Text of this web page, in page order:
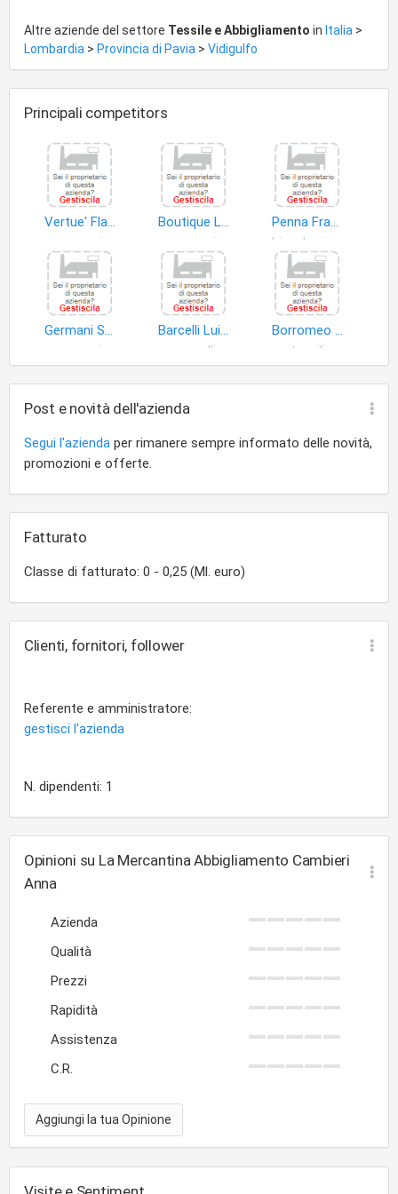
Altre aziende del settore Tessile e Abbigliamento in Italia >
Lombardia > Provincia di Pavia > Vidigulfo
Principali competitors
Vertue' Flavio
Boutique Liberty di Pazzi Vilma
Penna Francesco
Germani Sport di Rignanese Verdiana
Barcelli Luigi
cappelli
Borromeo Enrica
tessili
Post e novità dell'azienda
Segui l'azienda per rimanere sempre informato delle novità,
promozioni e offerte.
Fatturato
Classe di fatturato: 0 - 0,25 (Ml. euro)
Clienti, fornitori, follower
Referente e amministratore:
gestisci l'azienda
N. dipendenti: 1
Opinioni su La Mercantina Abbigliamento Cambieri
Anna
Azienda
Qualità
Prezzi
Rapidità
Assistenza
C.R.
Aggiungi la tua Opinione